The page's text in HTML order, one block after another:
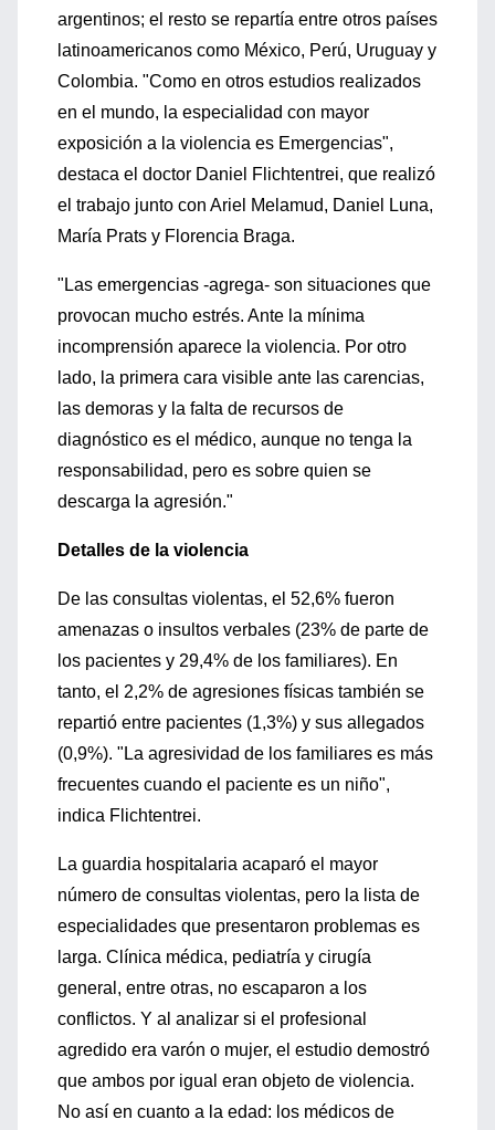
argentinos; el resto se repartía entre otros países
latinoamericanos como México, Perú, Uruguay y
Colombia. "Como en otros estudios realizados
en el mundo, la especialidad con mayor
exposición a la violencia es Emergencias",
destaca el doctor Daniel Flichtentrei, que realizó
el trabajo junto con Ariel Melamud, Daniel Luna,
María Prats y Florencia Braga.
"Las emergencias -agrega- son situaciones que
provocan mucho estrés. Ante la mínima
incomprensión aparece la violencia. Por otro
lado, la primera cara visible ante las carencias,
las demoras y la falta de recursos de
diagnóstico es el médico, aunque no tenga la
responsabilidad, pero es sobre quien se
descarga la agresión."
Detalles de la violencia
De las consultas violentas, el 52,6% fueron
amenazas o insultos verbales (23% de parte de
los pacientes y 29,4% de los familiares). En
tanto, el 2,2% de agresiones físicas también se
repartió entre pacientes (1,3%) y sus allegados
(0,9%). "La agresividad de los familiares es más
frecuentes cuando el paciente es un niño",
indica Flichtentrei.
La guardia hospitalaria acaparó el mayor
número de consultas violentas, pero la lista de
especialidades que presentaron problemas es
larga. Clínica médica, pediatría y cirugía
general, entre otras, no escaparon a los
conflictos. Y al analizar si el profesional
agredido era varón o mujer, el estudio demostró
que ambos por igual eran objeto de violencia.
No así en cuanto a la edad: los médicos de